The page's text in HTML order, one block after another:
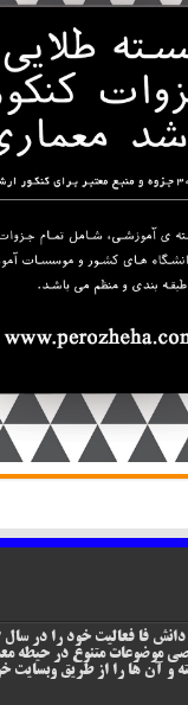
موضوعات متنوع در حیطه
و آن ها را از طریق وبسایت